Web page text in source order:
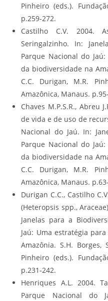
Pinheiro (eds.).
p.259-272.
Castilho C.V. 2004.
Seringalzinho. In:
Parque Nacional do
da biodiversidade na
C.C. Durigan, M.R.
Amazônica, Manaus.
Chaves M.P.S.R., Abreu
de vida e de uso de
Nacional do Jaú. In:
Parque Nacional do
da biodiversidade na
C.C. Durigan, M.R.
Amazônica, Manaus.
Durigan C.C., Castilho
(Heteropsis spp.,
Janelas para a
Jaú: Uma estratégia
Amazônia. S.H. Borges,
Pinheiro (eds.).
p.231-242.
Henriques A.L. 2004.
Parque Nacional do